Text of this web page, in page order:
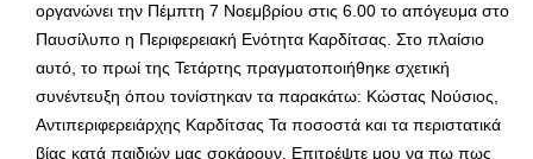
οργανώνει την Πέμπτη 7 Νοεμβρίου στις 6.00 το απόγευμα στο
Παυσίλυπο η Περιφερειακή Ενότητα Καρδίτσας. Στο πλαίσιο
αυτό, το πρωί της Τετάρτης πραγματοποιήθηκε σχετική
συνέντευξη όπου τονίστηκαν τα παρακάτω: Κώστας Νούσιος,
Αντιπεριφερειάρχης Καρδίτσας Τα ποσοστά και τα περιστατικά
βίας κατά παιδιών μας σοκάρουν. Επιτρέψτε μου να πω πως